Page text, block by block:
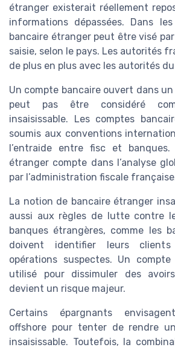
étranger existerait réellement
informations dépassées. Dans
bancaire étranger peut être visé
saisie, selon le pays. Les autorités
de plus en plus avec les autorités
Un compte bancaire ouvert dans
peut pas être considéré
insaisissable. Les comptes
soumis aux conventions
l’entraide entre fisc et
étranger compte dans l’analyse
par l’administration fiscale
La notion de bancaire étranger
aussi aux règles de lutte contre
banques étrangères, comme les
doivent identifier leurs
opérations suspectes. Un
utilisé pour dissimuler des
devient un risque majeur.
Certains épargnants
offshore pour tenter de rendre
insaisissable. Toutefois, la